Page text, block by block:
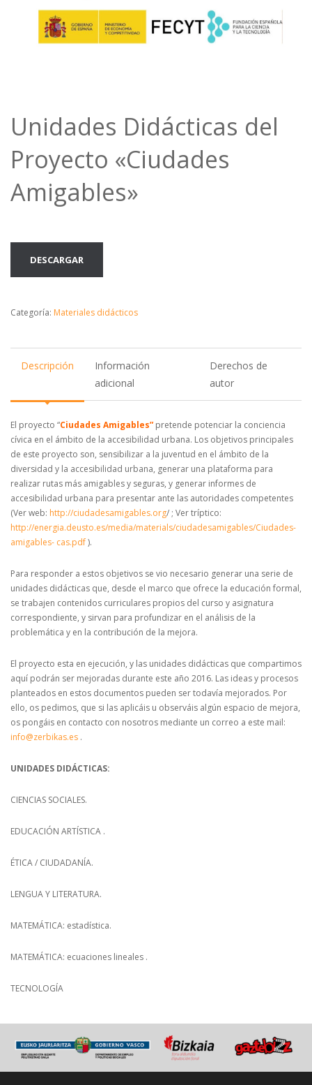
Unidades Didácticas del
Proyecto «Ciudades
Amigables»
DESCARGAR
Categoría: Materiales didácticos
Descripción
Información
adicional
Derechos de
autor
El proyecto “Ciudades Amigables” pretende potenciar la conciencia
cívica en el ámbito de la accesibilidad urbana. Los objetivos principales
de este proyecto son, sensibilizar a la juventud en el ámbito de la
diversidad y la accesibilidad urbana, generar una plataforma para
realizar rutas más amigables y seguras, y generar informes de
accesibilidad urbana para presentar ante las autoridades competentes
(Ver web: http://ciudadesamigables.org/ ; Ver tríptico:
http://energia.deusto.es/media/materials/ciudadesamigables/Ciudades-
amigables- cas.pdf).
Para responder a estos objetivos se vio necesario generar una serie de
unidades didácticas que, desde el marco que ofrece la educación formal,
se trabajen contenidos curriculares propios del curso y asignatura
correspondiente, y sirvan para profundizar en el análisis de la
problemática y en la contribución de la mejora.
El proyecto esta en ejecución, y las unidades didácticas que compartimos
aquí podrán ser mejoradas durante este año 2016. Las ideas y procesos
planteados en estos documentos pueden ser todavía mejorados. Por
ello, os pedimos, que si las aplicáis u observáis algún espacio de mejora,
os pongáis en contacto con nosotros mediante un correo a este mail:
info@zerbikas.es .
UNIDADES DIDÁCTICAS:
CIENCIAS SOCIALES.
EDUCACIÓN ARTÍSTICA .
ÉTICA / CIUDADANÍA.
LENGUA Y LITERATURA.
MATEMÁTICA: estadística.
MATEMÁTICA: ecuaciones lineales .
TECNOLOGÍA